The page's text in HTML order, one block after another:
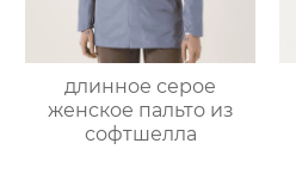
длинное серое
женское пальто из
софтшелла